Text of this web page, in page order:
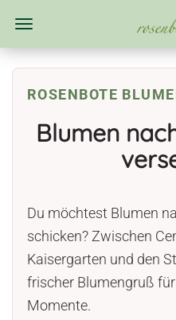
ROSENBOTE
Blumen
Du möchtest Blumen
schicken? Zwischen
Kaisergarten und den
frischer Blumengruß
Momente.